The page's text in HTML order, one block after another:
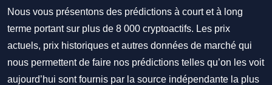
Nous vous présentons des prédictions à court et à long
terme portant sur plus de 8 000 cryptoactifs. Les prix
actuels, prix historiques et autres données de marché qui
nous permettent de faire nos prédictions telles qu’on les voit
aujourd’hui sont fournis par la source indépendante la plus